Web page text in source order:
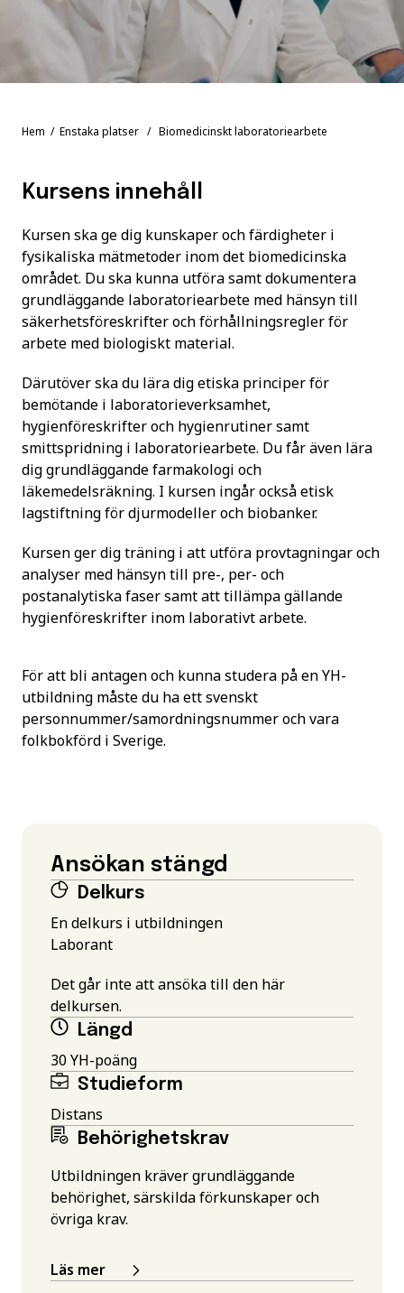
Hem / Enstaka platser / Biomedicinskt laboratoriearbete
Kursens innehåll
Kursen ska ge dig kunskaper och färdigheter i
fysikaliska mätmetoder inom det biomedicinska
området. Du ska kunna utföra samt dokumentera
grundläggande laboratoriearbete med hänsyn till
säkerhetsföreskrifter och förhållningsregler för
arbete med biologiskt material.
Därutöver ska du lära dig etiska principer för
bemötande i laboratorieverksamhet,
hygienföreskrifter och hygienrutiner samt
smittspridning i laboratoriearbete. Du får även lära
dig grundläggande farmakologi och
läkemedelsräkning. I kursen ingår också etisk
lagstiftning för djurmodeller och biobanker.
Kursen ger dig träning i att utföra provtagningar och
analyser med hänsyn till pre-, per- och
postanalytiska faser samt att tillämpa gällande
hygienföreskrifter inom laborativt arbete.
För att bli antagen och kunna studera på en YH-
utbildning måste du ha ett svenskt
personnummer/samordningsnummer och vara
folkbokförd i Sverige.
Ansökan stängd
Delkurs
En delkurs i utbildningen
Laborant
Det går inte att ansöka till den här
delkursen.
Längd
30 YH-poäng
Studieform
Distans
Behörighetskrav
Utbildningen kräver grundläggande
behörighet, särskilda förkunskaper och
övriga krav.
Läs mer